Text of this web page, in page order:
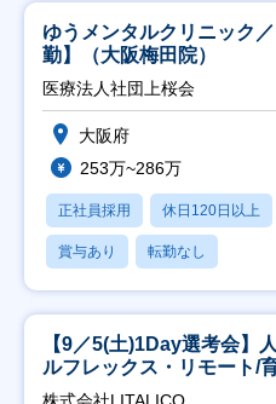
ゆうメンタルクリニック
勤】（大阪梅田院）
医療法人社団上桜会
大阪府
253万~286万
正社員採用 休日120日以上
賞与あり 転勤なし
【9／5(土)1Day選考会】
ルフレックス・リモート/
株式会社LITALICO